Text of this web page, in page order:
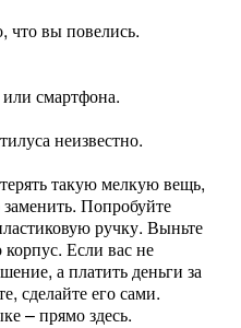
что вы повелись.
смартфона.
неизвестно.
такую мелкую вещь,
Попробуйте
ручку. Выньте
корпус. Если вас не
а платить деньги за
сделайте его сами.
– прямо здесь.